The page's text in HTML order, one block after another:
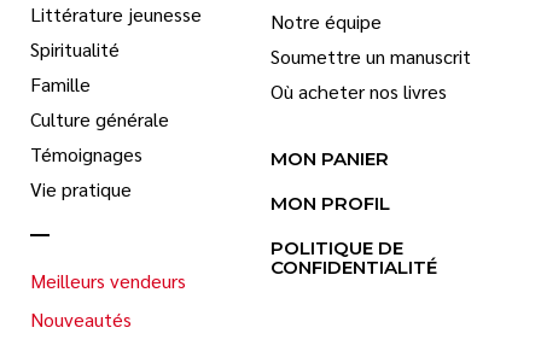
Littérature jeunesse
Spiritualité
Famille
Culture générale
Témoignages
Vie pratique
Meilleurs vendeurs
Nouveautés
Notre équipe
Soumettre un manuscrit
Où acheter nos livres
MON PANIER
MON PROFIL
POLITIQUE DE
CONFIDENTIALITÉ